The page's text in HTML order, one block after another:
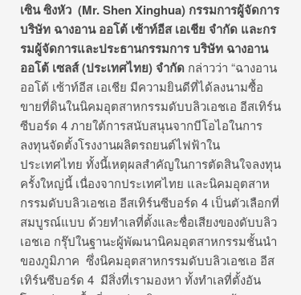
เซิน ซิงหัว (Mr. Shen Xinghua) กรรมการผู้จัดการ
บริษัท ฉางอาน ออโต้ เซ้าท์อีส เอเชีย จำกัด และกร
รมผู้จัดการและประธานกรรมการ บริษัท ฉางอาน
ออโต้ เซลส์ (ประเทศไทย) จำกัด กล่าวว่า “ฉางอาน
ออโต้ เซ้าท์อีส เอเชีย มีความยินดีที่ได้ลงนามซื้อ
ขายที่ดินในนิคมอุตสาหกรรมดับบลิวเอชเอ อีสเทิร์น
ซีบอร์ด 4 ภายใต้การสนับสนุนจากบีโอไอในการ
ลงทุนจัดตั้งโรงงานผลิตรถยนต์ไฟฟ้าใน
ประเทศไทย ทั้งนี้เหตุผลสำคัญในการตัดสินใจลงทุน
ครั้งใหญ่นี้ เนื่องจากประเทศไทย และนิคมอุตสาห
กรรมดับบลิวเอชเอ อีสเทิร์นซีบอร์ด 4 เป็นตัวเลือกที่
สมบูรณ์แบบ ด้วยทำเลที่ตั้งและชื่อเสียงของดับบลิว
เอชเอ กรุ๊ปในฐานะผู้พัฒนานิคมอุตสาหกรรมชั้นนำ
ของภูมิภาค ซึ่งนิคมอุตสาหกรรมดับบลิวเอชเอ อีส
เทิร์นซีบอร์ด 4 มีสิ่งที่เรามองหา ทั้งทำเลที่ตั้งอัน